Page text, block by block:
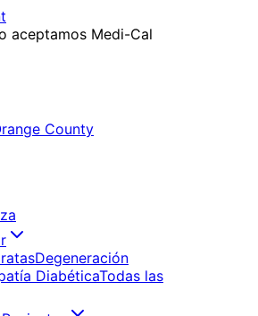
aceptamos Medi-Cal
County
Degeneración
DiabéticaTodas las